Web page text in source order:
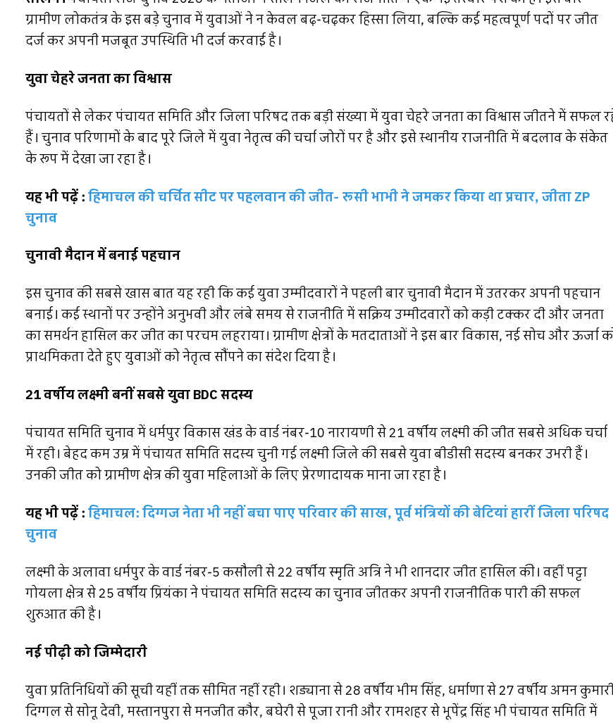
ग्रामीण लोकतंत्र के इस बड़े चुनाव में युवाओं ने न केवल बढ़-चढ़कर हिस्सा लिया, बल्कि कई महत्वपूर्ण पदों पर जीत
दर्ज कर अपनी मजबूत उपस्थिति भी दर्ज करवाई है।
युवा चेहरे जनता का विश्वास
पंचायतों से लेकर पंचायत समिति और जिला परिषद तक बड़ी संख्या में युवा चेहरे जनता का विश्वास जीतने में सफल
हैं। चुनाव परिणामों के बाद पूरे जिले में युवा नेतृत्व की चर्चा जोरों पर है और इसे स्थानीय राजनीति में बदलाव के संकेत
के रूप में देखा जा रहा है।
यह भी पढ़ें :हिमाचल की चर्चित सीट पर पहलवान की जीत- रूसी भाभी ने जमकर किया था प्रचार, जीता ZP
चुनाव
चुनावी मैदान में बनाई पहचान
इस चुनाव की सबसे खास बात यह रही कि कई युवा उम्मीदवारों ने पहली बार चुनावी मैदान में उतरकर अपनी पहचान
बनाई। कई स्थानों पर उन्होंने अनुभवी और लंबे समय से राजनीति में सक्रिय उम्मीदवारों को कड़ी टक्कर दी और जनता
का समर्थन हासिल कर जीत का परचम लहराया। ग्रामीण क्षेत्रों के मतदाताओं ने इस बार विकास, नई सोच और ऊर्जा
प्राथमिकता देते हुए युवाओं को नेतृत्व सौंपने का संदेश दिया है।
21 वर्षीय लक्ष्मी बनीं सबसे युवा BDC सदस्य
पंचायत समिति चुनाव में धर्मपुर विकास खंड के वार्ड नंबर-10 नारायणी से 21 वर्षीय लक्ष्मी की जीत सबसे अधिक चर्चा
में रही। बेहद कम उम्र में पंचायत समिति सदस्य चुनी गई लक्ष्मी जिले की सबसे युवा बीडीसी सदस्य बनकर उभरी हैं।
उनकी जीत को ग्रामीण क्षेत्र की युवा महिलाओं के लिए प्रेरणादायक माना जा रहा है।
यह भी पढ़ें :हिमाचल: दिग्गज नेता भी नहीं बचा पाए परिवार की साख, पूर्व मंत्रियों की बेटियां हारीं जिला परिषद
चुनाव
लक्ष्मी के अलावा धर्मपुर के वार्ड नंबर-5 कसौली से 22 वर्षीय स्मृति अत्रि ने भी शानदार जीत हासिल की। वहीं पट्टा
गोयला क्षेत्र से 25 वर्षीय प्रियंका ने पंचायत समिति सदस्य का चुनाव जीतकर अपनी राजनीतिक पारी की सफल
शुरुआत की है।
नई पीढ़ी को जिम्मेदारी
युवा प्रतिनिधियों की सूची यहीं तक सीमित नहीं रही। शड्याना से 28 वर्षीय भीम सिंह, धर्माणा से 27 वर्षीय अमन
दिग्गल से सोनू देवी, मस्तानपुरा से मनजीत कौर, बघेरी से पूजा रानी और रामशहर से भूपेंद्र सिंह भी पंचायत समिति में